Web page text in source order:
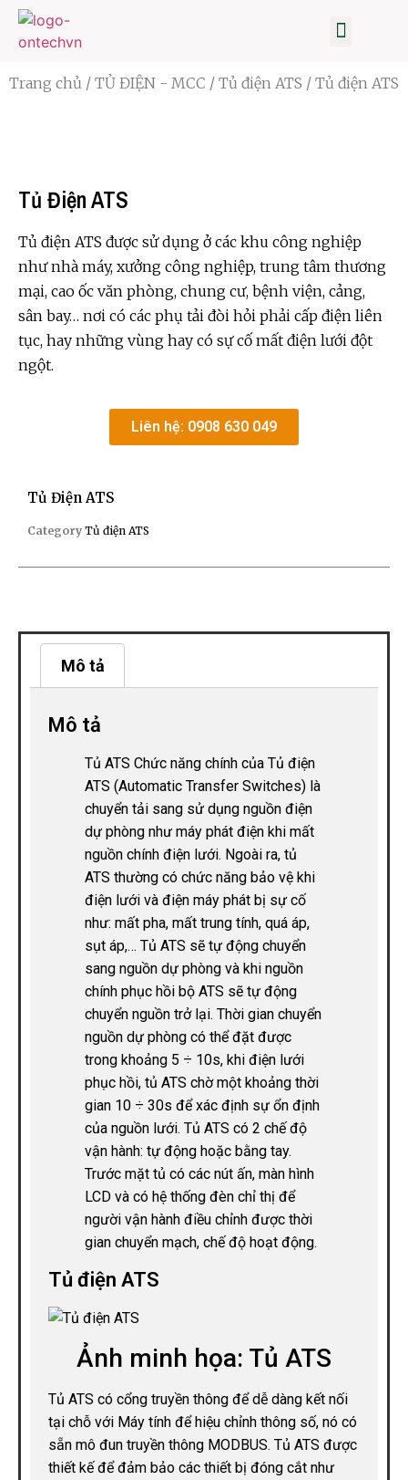
Trang chủ / TỦ ĐIỆN - MCC / Tủ điện ATS / Tủ điện ATS
Tủ Điện ATS
Tủ điện ATS được sử dụng ở các khu công nghiệp
như nhà máy, xưởng công nghiệp, trung tâm thương
mại, cao ốc văn phòng, chung cư, bệnh viện, cảng,
sân bay… nơi có các phụ tải đòi hỏi phải cấp điện liên
tục, hay những vùng hay có sự cố mất điện lưới đột
ngột.
Liên hệ: 0908 630 049
Tủ Điện ATS
Category Tủ điện ATS
Mô tả
Mô tả
Tủ ATS Chức năng chính của Tủ điện
ATS (Automatic Transfer Switches) là
chuyển tải sang sử dụng nguồn điện
dự phòng như máy phát điện khi mất
nguồn chính điện lưới. Ngoài ra, tủ
ATS thường có chức năng bảo vệ khi
điện lưới và điện máy phát bị sự cố
như: mất pha, mất trung tính, quá áp,
sụt áp,… Tủ ATS sẽ tự động chuyển
sang nguồn dự phòng và khi nguồn
chính phục hồi bộ ATS sẽ tự động
chuyển nguồn trở lại. Thời gian chuyển
nguồn dự phòng có thể đặt được
trong khoảng 5 ÷ 10s, khi điện lưới
phục hồi, tủ ATS chờ một khoảng thời
gian 10 ÷ 30s để xác định sự ổn định
của nguồn lưới. Tủ ATS có 2 chế độ
vận hành: tự động hoặc bằng tay.
Trước mặt tủ có các nút ấn, màn hình
LCD và có hệ thống đèn chỉ thị để
người vận hành điều chỉnh được thời
gian chuyển mạch, chế độ hoạt động.
Tủ điện ATS
Ảnh minh họa: Tủ ATS
Tủ ATS có cổng truyền thông để dễ dàng kết nối
tại chỗ với Máy tính để hiệu chỉnh thông số, nó có
sẵn mô đun truyền thông MODBUS. Tủ ATS được
thiết kế để đảm bảo các thiết bị đóng cắt như